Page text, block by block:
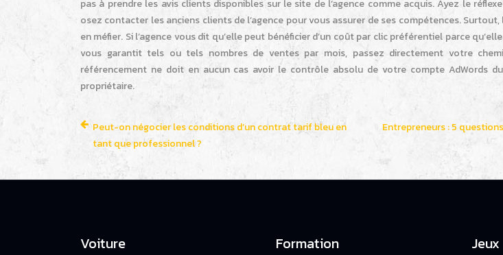
pas à prendre les avis clients disponibles sur le site de l’agence comme acquis. Ayez le
osez contacter les anciens clients de l’agence pour vous assurer de ses compétences.
en méfier. Si l’agence vous dit qu’elle peut bénéficier d’un coût par clic préférentiel parce
vous garantit tels ou tels nombres de ventes par mois, passez directement votre
référencement ne doit en aucun cas avoir le contrôle absolu de votre compte AdWords
propriétaire.
Peut-on négocier les conditions d’un contrat tarif bleu en
tant que professionnel ?
Entrepreneurs : 5
Voiture Formation Jeux